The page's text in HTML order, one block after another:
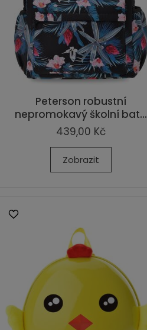
Peterson robustní
nepromokavý školní bat...
439,00 Kč
Zobrazit